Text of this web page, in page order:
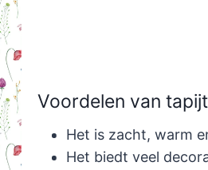
Voordelen van tapijt
Het is zacht, warm
Het biedt veel